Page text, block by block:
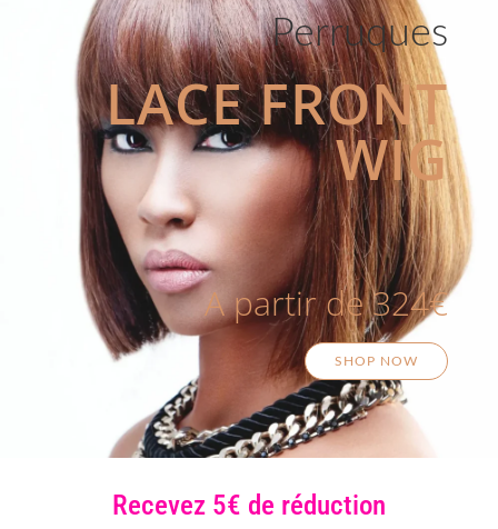
Perruques
LACE FRONT
WIG
A partir de 324€
SHOP NOW
Recevez 5€ de réduction